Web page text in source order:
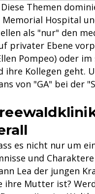
Themen
Memorial Hospital
als "nur" den
privater Ebene
Pompeo) oder
ihre Kollegen geht.
von "GA" bei der
es nicht nur um
und
Lea der jungen
ihre Mutter ist?